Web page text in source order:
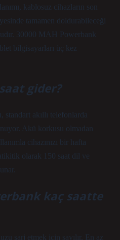
kablosuz cihazların son
tamamen doldurabileceği
30000 MAH Powerbank
bilgisayarları üç kez
gider?
akıllı telefonlarda
Akü korkusu olmadan
cihazınızı bir hafta
olarak 150 saat dil ve
kaç saatte
şarj etmek için sayılır. En az